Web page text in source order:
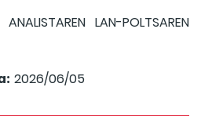
ANALISTAREN LAN-POLTSAREN
2026/06/05